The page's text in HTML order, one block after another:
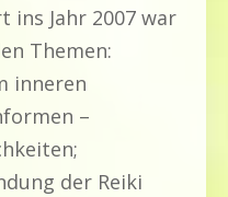
ins Jahr 2007 war
Themen:
inneren
–
der Reiki